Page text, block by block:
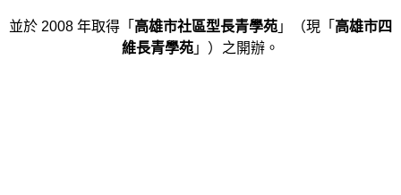
並於 2008 年取得「 高雄市社區型長青學苑 」（現「 高雄市四
維長青學苑 」）之開辦。